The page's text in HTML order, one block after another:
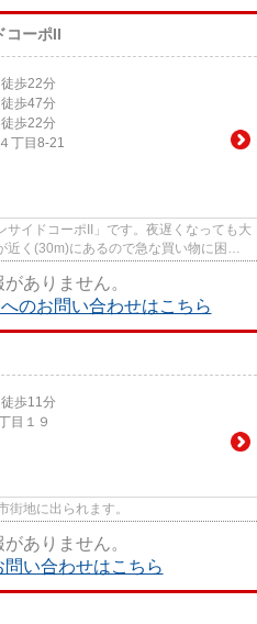
コーポII
徒歩22分
徒歩47分
徒歩22分
４丁目8-21
イドコーポII」です。夜遅くなっても大
く(30m)にあるので急な買い物に困り
ありません。
のお問い合わせはこちら
徒歩11分
目１９
地に出られます。
ありません。
い合わせはこちら